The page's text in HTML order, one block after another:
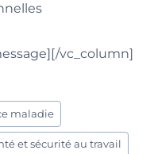
vc_column]
maladie
et sécurité au travail